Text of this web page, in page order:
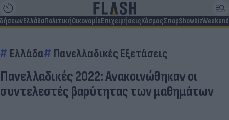
ΕλλάδαΠολιτικήΟικονομίαΕπιχειρήσειςΚόσμοςΣπορShowbizWeekend
Ελλάδα Πανελλαδικές Εξετάσεις
Πανελλαδικές 2022: Ανακοινώθηκαν οι
συντελεστές βαρύτητας των μαθημάτων